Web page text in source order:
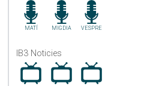
MATÍ MIGDIA VESPRE
IB3 Noticies